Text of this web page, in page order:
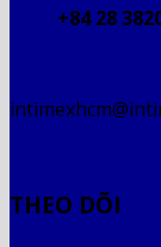
+84 28
THEO DÕI